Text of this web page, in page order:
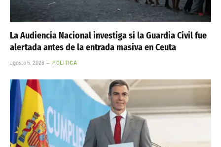
La Audiencia Nacional investiga si la Guardia Civil fue
alertada antes de la entrada masiva en Ceuta
agosto 5, 2026 POLÍTICA